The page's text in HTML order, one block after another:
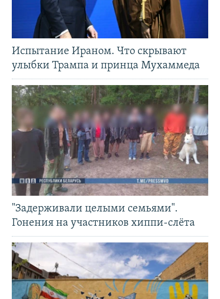
Испытание Ираном. Что скрывают
улыбки Трампа и принца Мухаммеда
"Задерживали целыми семьями".
Гонения на участников хиппи-слёта